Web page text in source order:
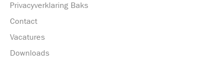
Privacyverklaring Baks
Contact
Vacatures
Downloads